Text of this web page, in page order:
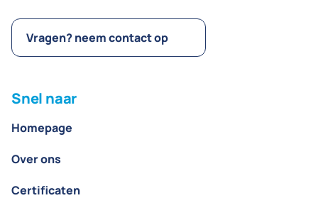
Vragen? neem contact op
Snel naar
Homepage
Over ons
Certificaten